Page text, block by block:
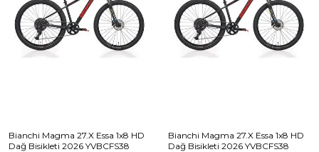
Bianchi Magma 27.X Essa 1x8 HD
Dağ Bisikleti 2026 YVBCFS38
Bianchi Magma 27.X Essa 1x8 HD
Dağ Bisikleti 2026 YVBCFS38